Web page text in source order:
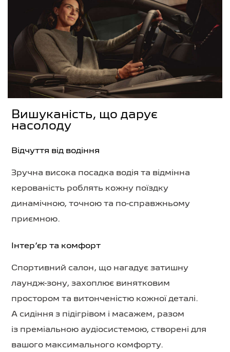
Вишуканість, що дарує
насолоду
Відчуття від водіння
Зручна висока посадка водія та відмінна
керованість роблять кожну поїздку
динамічною, точною та по-справжньому
приємною.
Інтер’єр та комфорт
Спортивний салон, що нагадує затишну
лаундж-зону, захоплює винятковим
простором та витонченістю кожної деталі.
А сидіння з підігрівом і масажем, разом
із преміальною аудіосистемою, створені для
вашого максимального комфорту.